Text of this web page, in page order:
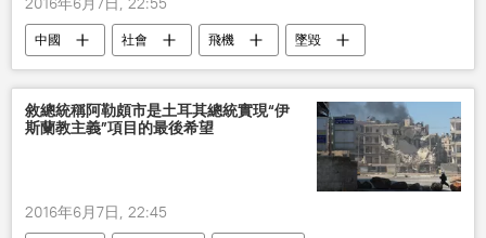
中國 社會 飛機 墜毀
敘總統稱阿勒頗市是土耳其總統實現“伊
斯蘭教主義”項目的最後希望
2016年6月7日, 22:45